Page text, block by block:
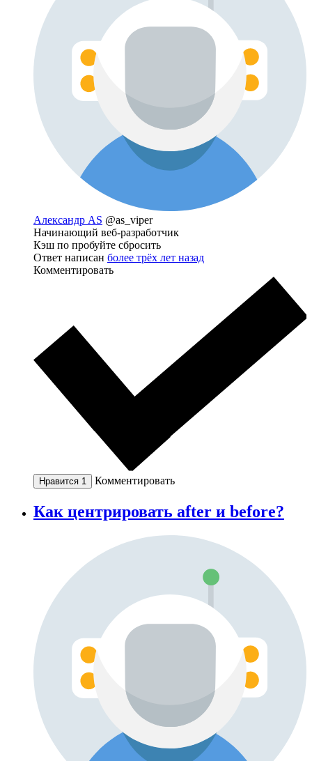
Александр AS @as_viper
Начинающий веб-разработчик
Кэш по пробуйте сбросить
Ответ написан более трёх лет назад
Комментировать
Нравится 1 Комментировать
Как центрировать after и before?